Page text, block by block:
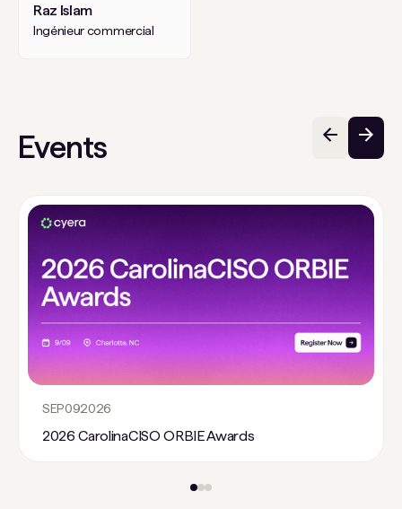
Raz Islam
Ingénieur commercial
Events
SEP092026
2026 CarolinaCISO ORBIE Awards